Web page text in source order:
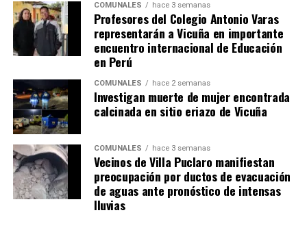
COMUNALES hace 3 semanas
Profesores del Colegio Antonio Varas
representarán a Vicuña en importante
encuentro internacional de Educación
en Perú
COMUNALES hace 2 semanas
Investigan muerte de mujer encontrada
calcinada en sitio eriazo de Vicuña
COMUNALES hace 3 semanas
Vecinos de Villa Puclaro manifiestan
preocupación por ductos de evacuación
de aguas ante pronóstico de intensas
lluvias